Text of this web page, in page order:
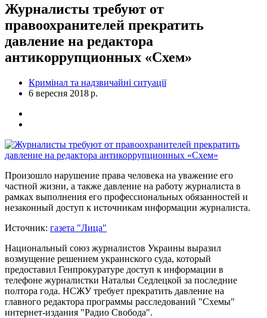
Журналисты требуют от
правоохранителей прекратить
давление на редактора
антикоррупционных «Схем»
Кримінал та надзвичайні ситуації
6 вересня 2018 р.
Произошло нарушение права человека на уважение его
частной жизни, а также давление на работу журналиста в
рамках выполнения его профессиональных обязанностей и
незаконный доступ к источникам информации журналиста.
Источник: газета "Лица"
Национальный союз журналистов Украины выразил
возмущение решением украинского суда, который
предоставил Генпрокуратуре доступ к информации в
телефоне журналистки Натальи Седлецкой за последние
полтора года. НСЖУ требует прекратить давление на
главного редактора программы расследований "Схемы"
интернет-издания "Радио Свобода".